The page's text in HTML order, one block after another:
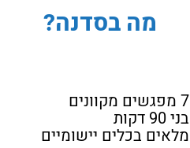
מה בסדנה?
7 מפגשים מקוונים
בני 90 דקות
מלאים בכלים יישומיים